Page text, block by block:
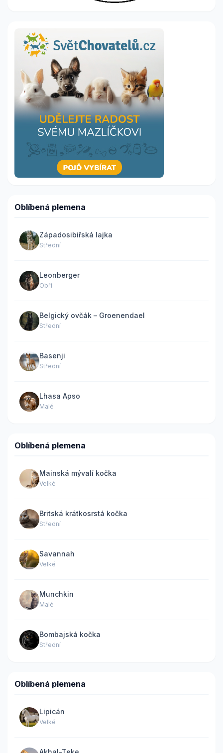
Oblíbená plemena
Západosibiřská lajka
Střední
Leonberger
Obří
Belgický ovčák – Groenendael
Střední
Basenji
Střední
Lhasa Apso
Malé
Oblíbená plemena
Mainská mývalí kočka
Velké
Britská krátkosrstá kočka
Střední
Savannah
Velké
Munchkin
Malé
Bombajská kočka
Střední
Oblíbená plemena
Lipicán
Velké